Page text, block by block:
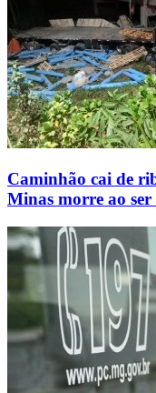
Caminhão cai de
Minas morre ao ser